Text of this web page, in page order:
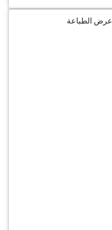
عرض الطباعة